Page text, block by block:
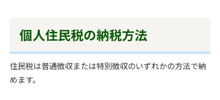
個人住民税の納税方法
住民税は普通徴収または特別徴収のいずれかの方法で納
めます。